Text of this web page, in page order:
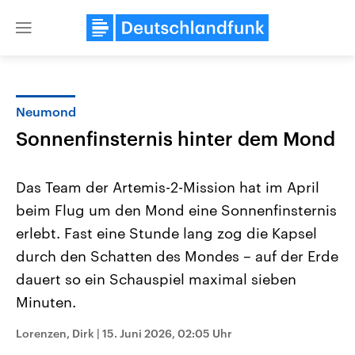
Close
Landtagswahl Sachsen-Anhalt
Alle Informationen
September 2026 einen neuen
Landtag. Seit 2021 wird das
USA
gehören die Vereinigten
den mächtigsten Ländern
Neumond
Sonnenfinsternis hinter dem Mond
Das Team der Artemis-2-Mission hat im April
beim Flug um den Mond eine Sonnenfinsternis
erlebt. Fast eine Stunde lang zog die Kapsel
durch den Schatten des Mondes – auf der Erde
dauert so ein Schauspiel maximal sieben
Minuten.
Lorenzen, Dirk | 15. Juni 2026, 02:05 Uhr